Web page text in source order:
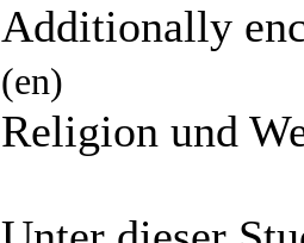
Additionally
(en)
Religion und